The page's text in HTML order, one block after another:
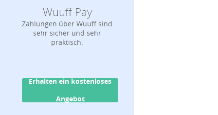
Wuuff Pay
Zahlungen über Wuuff sind
sehr sicher und sehr
praktisch.
Erhalten ein kostenloses
Angebot